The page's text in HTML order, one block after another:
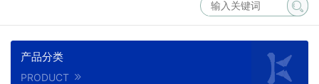
产品分类
PRODUCT